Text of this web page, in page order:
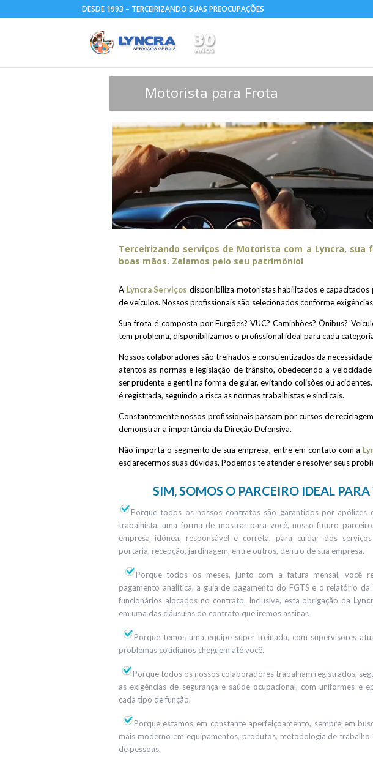
DESDE 1993 – TERCEIRIZANDO SUAS PREOCUPAÇÕES
Motorista para Frota
Terceirizando serviços de Motorista com a Lyncra, sua
boas mãos. Zelamos pelo seu patrimônio!
A Lyncra Serviços disponibiliza motoristas habilitados e capacitados
de veículos. Nossos profissionais são selecionados conforme
Sua frota é composta por Furgões? VUC? Caminhões? Ônibus?
tem problema, disponibilizamos o profissional ideal para cada
Nossos colaboradores são treinados e conscientizados da
atentos as normas e legislação de trânsito, obedecendo a
ser prudente e gentil na forma de guiar, evitando colisões ou acidentes.
é registrada, seguindo a risca as normas trabalhistas e sindicais.
Constantemente nossos profissionais passam por cursos de
demonstrar a importância da Direção Defensiva.
Não importa o segmento de sua empresa, entre em contato com a
esclarecermos suas dúvidas. Podemos te atender e resolver seus
SIM, SOMOS O PARCEIRO IDEAL PARA
Porque todos os nossos contratos são garantidos por apólices
trabalhista, uma forma de mostrar para você, nosso futuro
empresa idônea, responsável e correta, para cuidar dos
portaria, recepção, jardinagem, entre outros, dentro de sua empresa.
Porque todos os meses, junto com a fatura mensal, você
pagamento analítica, a guia de pagamento do FGTS e o relatório
funcionários alocados no contrato. Inclusive, esta obrigação da
em uma das cláusulas do contrato que iremos assinar.
Porque temos uma equipe super treinada, com supervisores
problemas cotidianos cheguem até você.
Porque todos os nossos colaboradores trabalham registrados,
as exigências de segurança e saúde ocupacional, com uniformes e
cada tipo de função.
Porque estamos em constante aperfeiçoamento, sempre em
mais moderno em equipamentos, produtos, metodologia de trabalho
de pessoas.